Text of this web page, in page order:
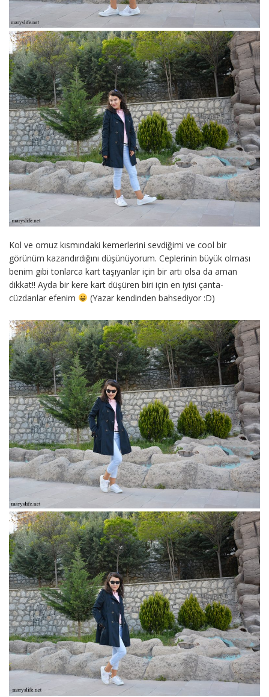
Kol ve omuz kısmındaki kemerlerini sevdiğimi ve cool bir
görünüm kazandırdığını düşünüyorum. Ceplerinin büyük olması
benim gibi tonlarca kart taşıyanlar için bir artı olsa da aman
dikkat!! Ayda bir kere kart düşüren biri için en iyisi çanta-
cüzdanlar efenim
(Yazar kendinden bahsediyor :D)